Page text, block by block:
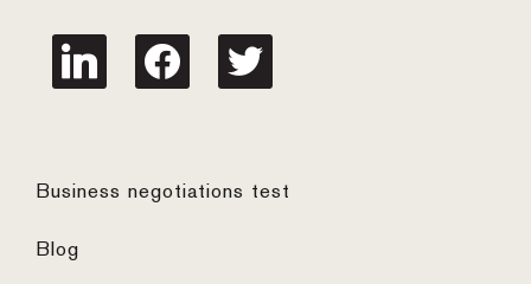
linkedin facebook twitter
Business negotiations test
Blog